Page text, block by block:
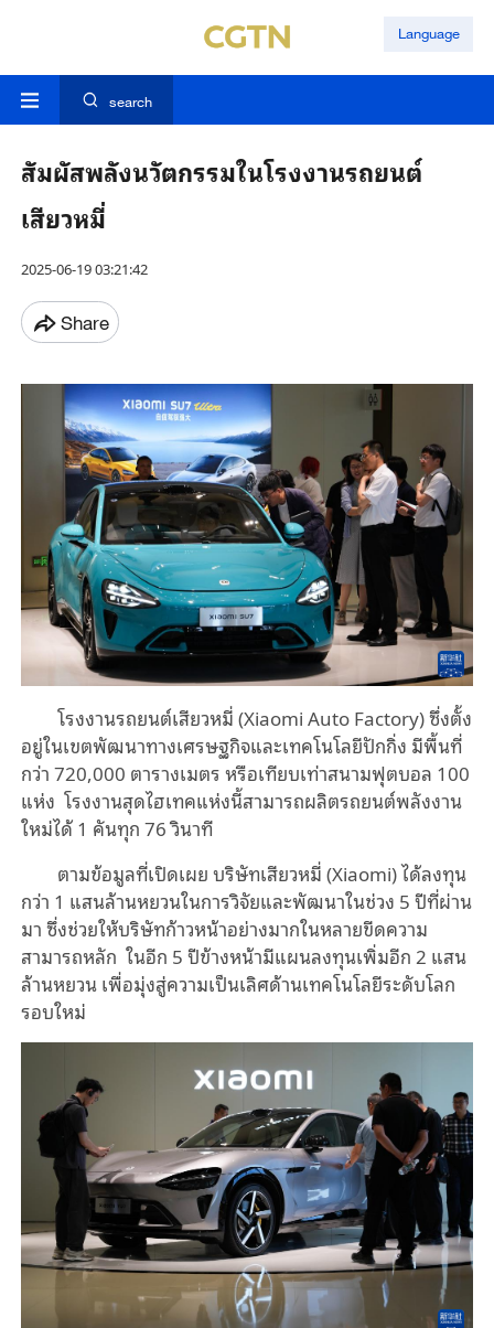
Language
search
สัมผัสพลังนวัตกรรมในโรงงานรถยนต์
เสียวหมี่
2025-06-19 03:21:42
Share
โรงงานรถยนต์เสียวหมี่ (Xiaomi Auto Factory) ซึ่งตั้ง
อยู่ในเขตพัฒนาทางเศรษฐกิจและเทคโนโลยีปักกิ่ง มีพื้นที่
กว่า 720,000 ตารางเมตร หรือเทียบเท่าสนามฟุตบอล 100
แห่ง โรงงานสุดไฮเทคแห่งนี้สามารถผลิตรถยนต์พลังงาน
ใหม่ได้ 1 คันทุก 76 วินาที
ตามข้อมูลที่เปิดเผย บริษัทเสียวหมี่ (Xiaomi) ได้ลงทุน
กว่า 1 แสนล้านหยวนในการวิจัยและพัฒนาในช่วง 5 ปีที่ผ่าน
มา ซึ่งช่วยให้บริษัทก้าวหน้าอย่างมากในหลายขีดความ
สามารถหลัก ในอีก 5 ปีข้างหน้ามีแผนลงทุนเพิ่มอีก 2 แสน
ล้านหยวน เพื่อมุ่งสู่ความเป็นเลิศด้านเทคโนโลยีระดับโลก
รอบใหม่